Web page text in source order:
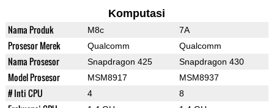
Komputasi
Nama Produk M8c 7A
Prosesor Merek Qualcomm Qualcomm
Nama Prosesor Snapdragon 425 Snapdragon 430
Model Prosesor MSM8917 MSM8937
# Inti CPU 4 8